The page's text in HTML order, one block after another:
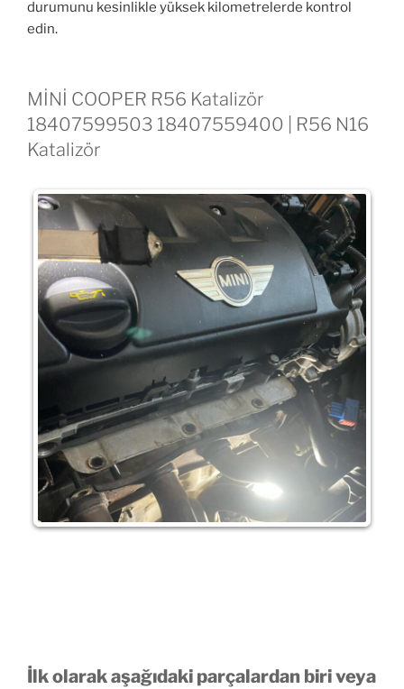
durumunu kesinlikle yüksek kilometrelerde kontrol
edin.
MİNİ COOPER R56 Katalizör
18407599503 18407559400 | R56 N16
Katalizör
İlk olarak aşağıdaki parçalardan biri veya